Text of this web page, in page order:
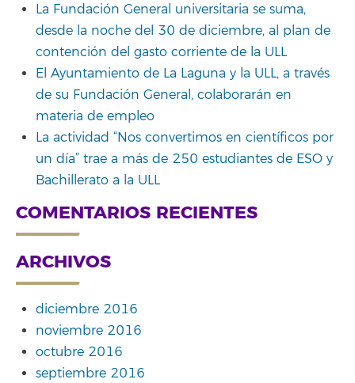
La Fundación General universitaria se suma,
desde la noche del 30 de diciembre, al plan de
contención del gasto corriente de la ULL
El Ayuntamiento de La Laguna y la ULL, a través
de su Fundación General, colaborarán en
materia de empleo
La actividad “Nos convertimos en científicos por
un día” trae a más de 250 estudiantes de ESO y
Bachillerato a la ULL
COMENTARIOS RECIENTES
ARCHIVOS
diciembre 2016
noviembre 2016
octubre 2016
septiembre 2016